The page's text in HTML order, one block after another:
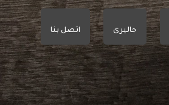
جاليرى اتصل بنا